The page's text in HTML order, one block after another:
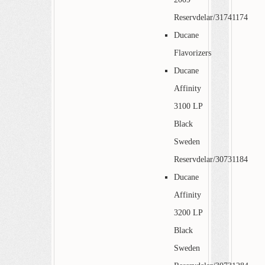
Reservdelar/31741174
Ducane
Flavorizers
Ducane
Affinity
3100 LP
Black
Sweden
Reservdelar/30731184
Ducane
Affinity
3200 LP
Black
Sweden